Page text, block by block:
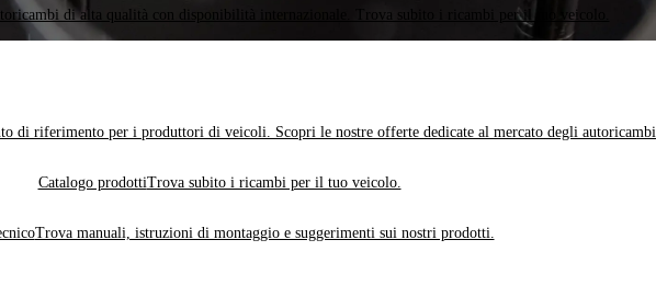
di alta qualità con disponibilità internazionale. Trova subito i ricambi per il tuo veicolo.
di riferimento per i produttori di veicoli. Scopri le nostre offerte dedicate al mercato degli autoricambi.
Catalogo prodottiTrova subito i ricambi per il tuo veicolo.
Trova manuali, istruzioni di montaggio e suggerimenti sui nostri prodotti.